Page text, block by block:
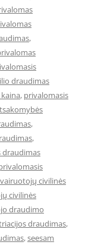
,
draudimas
, privalomasis
,
,
draudimas
civilinės
civilinės
draudimo
draudimas,
,seesam